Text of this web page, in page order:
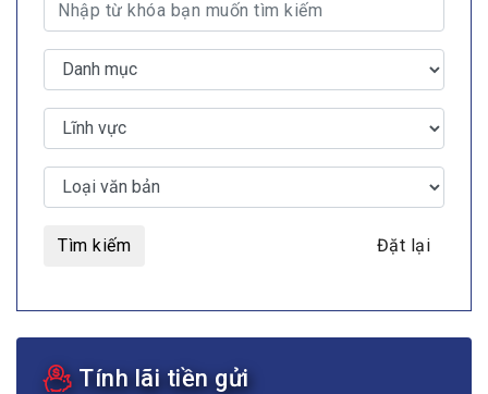
Tìm kiếm Đặt lại
Tính lãi tiền gửi